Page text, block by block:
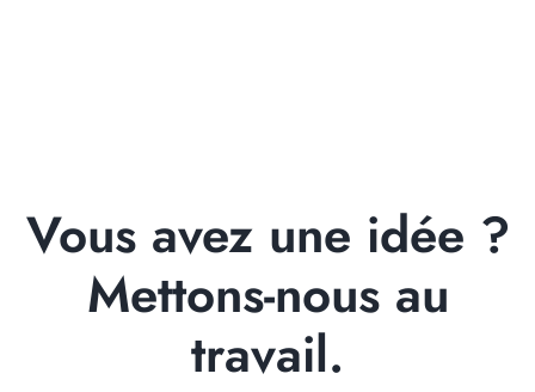
Vous avez une idée ?
Mettons-nous au
travail.